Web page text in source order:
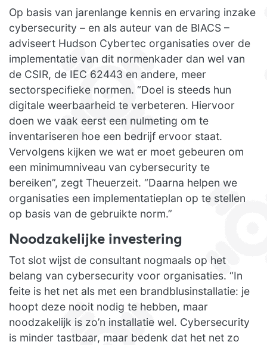
Op basis van jarenlange kennis en ervaring inzake
cybersecurity – en als auteur van de BIACS –
adviseert Hudson Cybertec organisaties over de
implementatie van dit normenkader dan wel van
de CSIR, de IEC 62443 en andere, meer
sectorspecifieke normen. “Doel is steeds hun
digitale weerbaarheid te verbeteren. Hiervoor
doen we vaak eerst een nulmeting om te
inventariseren hoe een bedrijf ervoor staat.
Vervolgens kijken we wat er moet gebeuren om
een minimumniveau van cybersecurity te
bereiken”, zegt Theuerzeit. “Daarna helpen we
organisaties een implementatieplan op te stellen
op basis van de gebruikte norm.”
Noodzakelijke investering
Tot slot wijst de consultant nogmaals op het
belang van cybersecurity voor organisaties. “In
feite is het net als met een brandblusinstallatie: je
hoopt deze nooit nodig te hebben, maar
noodzakelijk is zo’n installatie wel. Cybersecurity
is minder tastbaar, maar bedenk dat het net zo